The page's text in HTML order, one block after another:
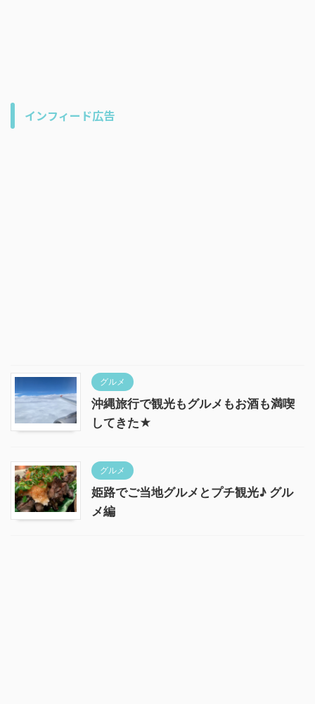
インフィード広告
グルメ
沖縄旅行で観光もグルメもお酒も満喫
してきた★
グルメ
姫路でご当地グルメとプチ観光♪ グル
メ編